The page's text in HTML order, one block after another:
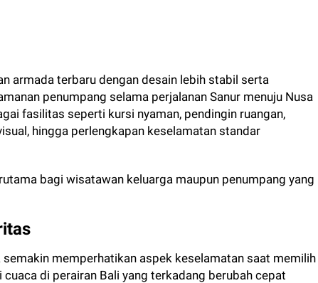
armada terbaru dengan desain lebih stabil serta
penumpang selama perjalanan Sanur menuju Nusa
fasilitas seperti kursi nyaman, pendingin ruangan,
hingga perlengkapan keselamatan standar
bagi wisatawan keluarga maupun penumpang yang
memperhatikan aspek keselamatan saat memilih
cuaca di perairan Bali yang terkadang berubah cepat